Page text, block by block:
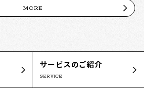
MORE
サービスのご紹介
SERVICE